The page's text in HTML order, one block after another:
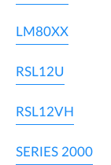
LM80XX
RSL12U
RSL12VH
SERIES 2000